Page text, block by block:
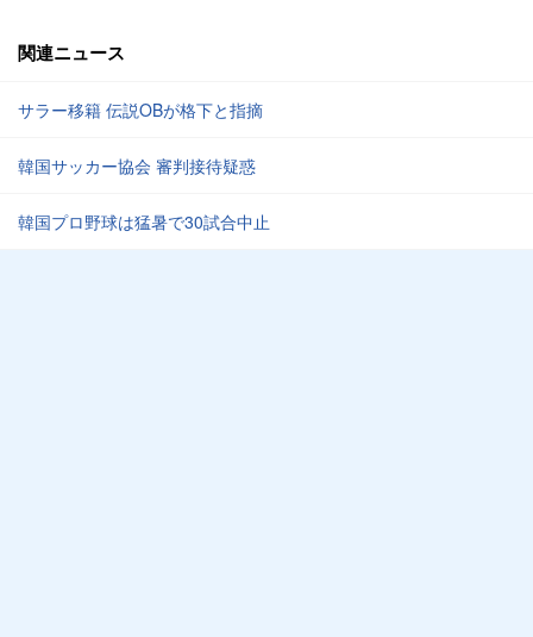
関連ニュース
サラー移籍 伝説OBが格下と指摘
韓国サッカー協会 審判接待疑惑
韓国プロ野球は猛暑で30試合中止